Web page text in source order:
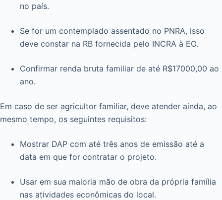
no país.
Se for um contemplado assentado no PNRA, isso
deve constar na RB fornecida pelo INCRA à EO.
Confirmar renda bruta familiar de até R$17000,00 ao
ano.
Em caso de ser agricultor familiar, deve atender ainda, ao
mesmo tempo, os seguintes requisitos:
Mostrar DAP com até três anos de emissão até a
data em que for contratar o projeto.
Usar em sua maioria mão de obra da própria família
nas atividades econômicas do local.